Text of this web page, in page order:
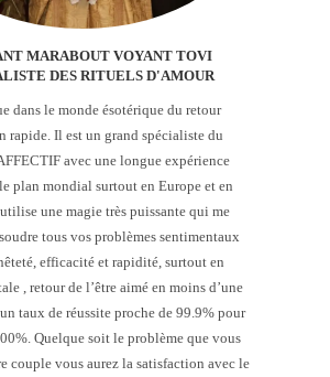
MARABOUT VOYANT TOVI
DES RITUELS D'AMOUR
dans le monde ésotérique du retour
rapide. Il est un grand spécialiste du
avec une longue expérience
plan mondial surtout en Europe et en
une magie très puissante qui me
tous vos problèmes sentimentaux
efficacité et rapidité, surtout en
, retour de l’être aimé en moins d’une
un taux de réussite proche de 99.9% pour
Quelque soit le problème que vous
couple vous aurez la satisfaction avec le